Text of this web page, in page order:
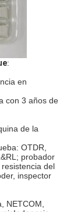
:
en
con 3 años de
de la
OTDR,
probador
del
inspector
NETCOM,